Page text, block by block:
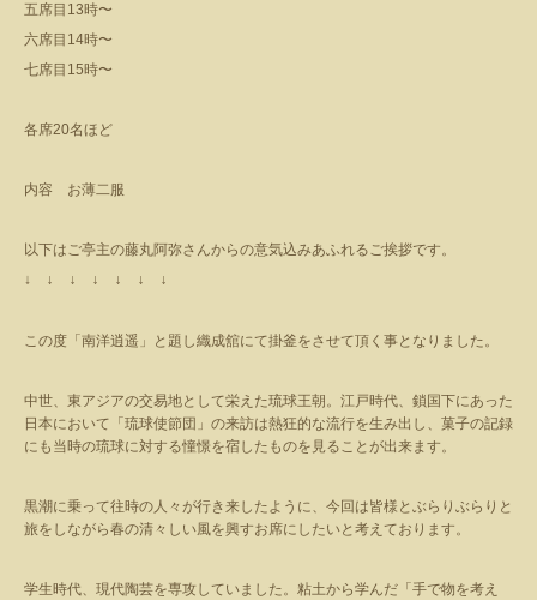
五席目 13時〜
六席目 14時〜
七席目 15時〜
各席20名ほど
内容 お薄二服
以下はご亭主の藤丸阿弥さんからの意気込みあふれるご挨拶です。
↓
↓ ↓ ↓ ↓ ↓ ↓
この度「南洋逍遥」と題し織成舘にて掛釜をさせて頂く事となりました。
中世、東アジアの交易地として栄えた琉球王朝。江戸時代、鎖国下にあった
日本において「琉球使節団」の来訪は熱狂的な流行を生み出し、菓子の記録
にも当時の琉球に対する憧憬を宿したものを見ることが出来ます。
黒潮に乗って往時の人々が行き来したように、今回は皆様とぶらりぶらりと
旅をしながら春の清々しい風を興すお席にしたいと考えております。
学生時代、現代陶芸を専攻していました。粘土から学んだ「手で物を考え